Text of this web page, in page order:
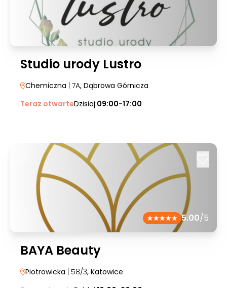
Studio urody Lustro
Chemiczna | 7A, Dąbrowa Górnicza
Teraz otwarteDzisiaj:09:00-17:00
5.00/5
BAYA Beauty
Piotrowicka | 58/3, Katowice